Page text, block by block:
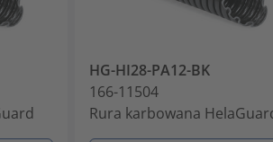
HG-HI28-PA12-BK
166-11504
Rura karbowana